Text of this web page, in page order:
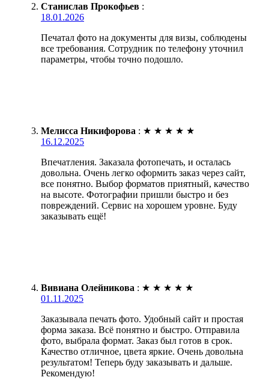
Станислав Прокофьев :
18.01.2026
Печатал фото на документы для визы, соблюдены
все требования. Сотрудник по телефону уточнил
параметры, чтобы точно подошло.
Мелисса Никифорова : ★ ★ ★ ★ ★
16.12.2025
Впечатления. Заказала фотопечать, и осталась
довольна. Очень легко оформить заказ через сайт,
все понятно. Выбор форматов приятный, качество
на высоте. Фотографии пришли быстро и без
повреждений. Сервис на хорошем уровне. Буду
заказывать ещё!
Вивиана Олейникова : ★ ★ ★ ★ ★
01.11.2025
Заказывала печать фото. Удобный сайт и простая
форма заказа. Всё понятно и быстро. Отправила
фото, выбрала формат. Заказ был готов в срок.
Качество отличное, цвета яркие. Очень довольна
результатом! Теперь буду заказывать и дальше.
Рекомендую!